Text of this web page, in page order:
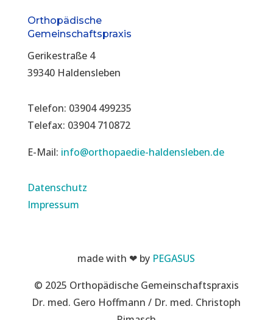
Orthopädische
Gemeinschaftspraxis
Gerikestraße 4
39340 Haldensleben
Telefon: 03904 499235
Telefax: 03904 710872
E-Mail: info@orthopaedie-haldensleben.de
Datenschutz
Impressum
made with ❤ by PEGASUS
© 2025 Orthopädische Gemeinschaftspraxis
Dr. med. Gero Hoffmann / Dr. med. Christoph